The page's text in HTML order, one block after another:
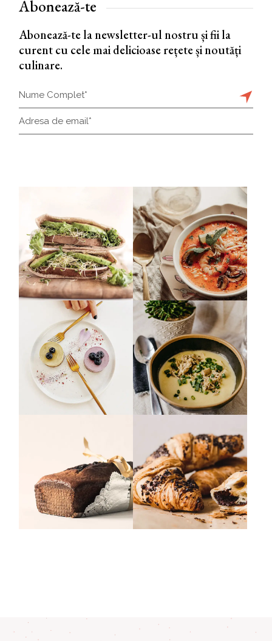
Abonează-te
Abonează-te la newsletter-ul nostru și fii la
curent cu cele mai delicioase rețete și noutăți
culinare.